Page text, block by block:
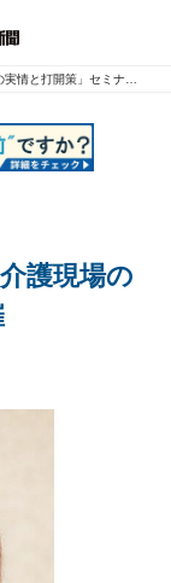
と打開策」セミナー開催
護現場の